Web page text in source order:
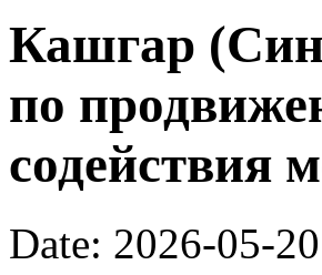
Кашгар
по
содействия
Date: 2026-05-20